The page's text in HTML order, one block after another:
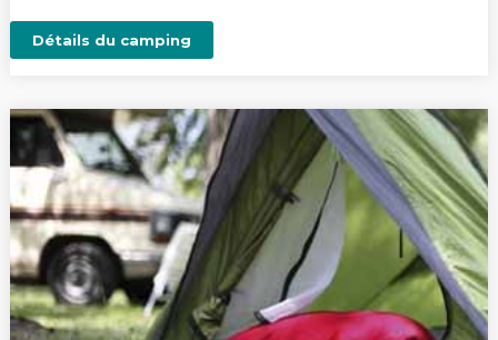
Détails du camping